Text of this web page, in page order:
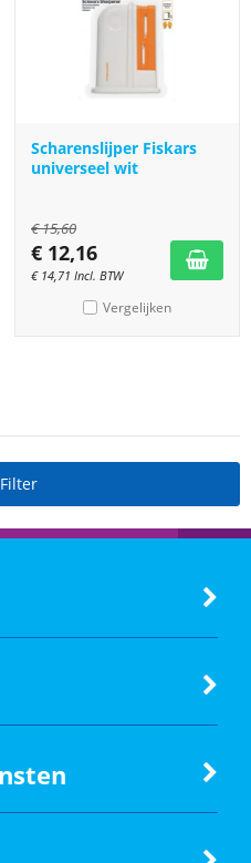
Scharenslijper Fiskars
universeel wit
€15,60
€ 12,16
€ 14,71 Incl. BTW
Vergelijken
Filter